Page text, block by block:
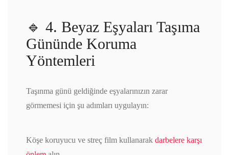
🔹 4. Beyaz Eşyaları Taşıma
Gününde Koruma
Yöntemleri
Taşınma günü geldiğinde eşyalarınızın zarar
görmemesi için şu adımları uygulayın:
Köşe koruyucu ve streç film kullanarak darbelere karşı